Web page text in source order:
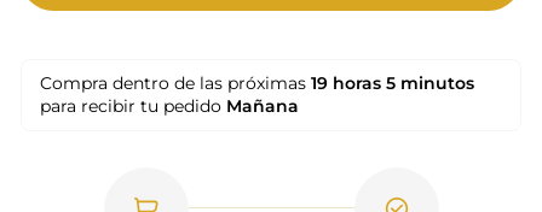
Compra dentro de las próximas 19 horas 5 minutos
para recibir tu pedido Mañana